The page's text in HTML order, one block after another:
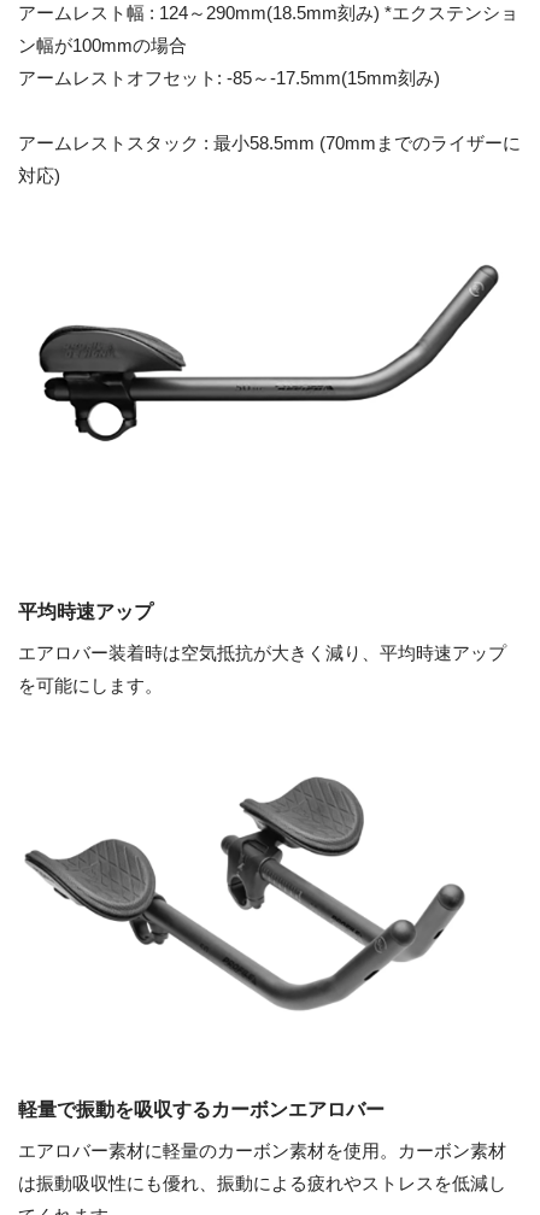
アームレスト幅 : 124～290mm(18.5mm刻み) *エクステンショ
ン幅が100mmの場合
アームレストオフセット: -85～-17.5mm(15mm刻み)
アームレストスタック : 最小58.5mm (70mmまでのライザーに
対応)
平均時速アップ
エアロバー装着時は空気抵抗が大きく減り、平均時速アップ
を可能にします。
軽量で振動を吸収するカーボンエアロバー
エアロバー素材に軽量のカーボン素材を使用。カーボン素材
は振動吸収性にも優れ、振動による疲れやストレスを低減し